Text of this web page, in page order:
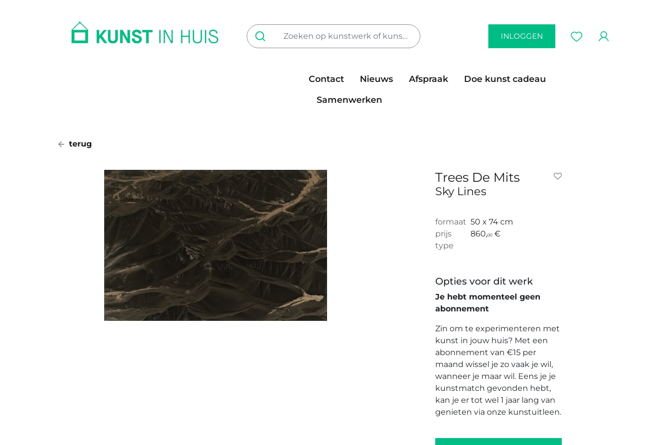
INLOGGEN
Contact Nieuws Afspraak
Doe kunst cadeau
Samenwerken
terug
Trees De Mits
Sky Lines
formaat 50 x 74 cm
prijs
860,00 €
type
Opties voor dit werk
Je hebt momenteel geen
abonnement
Zin om te experimenteren met
kunst in jouw huis? Met een
abonnement van €15 per
maand wissel je zo vaak je wil,
wanneer je maar wil. Eens je je
kunstmatch gevonden hebt,
kan je er tot wel 1 jaar lang van
genieten via onze kunstuitleen.